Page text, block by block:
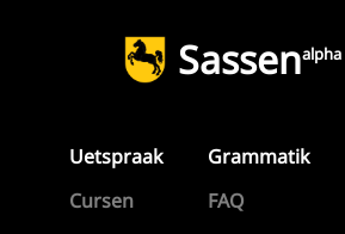
Sassenalpha
Uetspraak Grammatik
Cursen
FAQ